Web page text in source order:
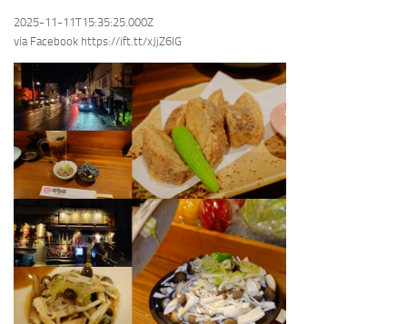
2025-11-11T15:35:25.000Z
via Facebook https://ift.tt/xJjZ6IG